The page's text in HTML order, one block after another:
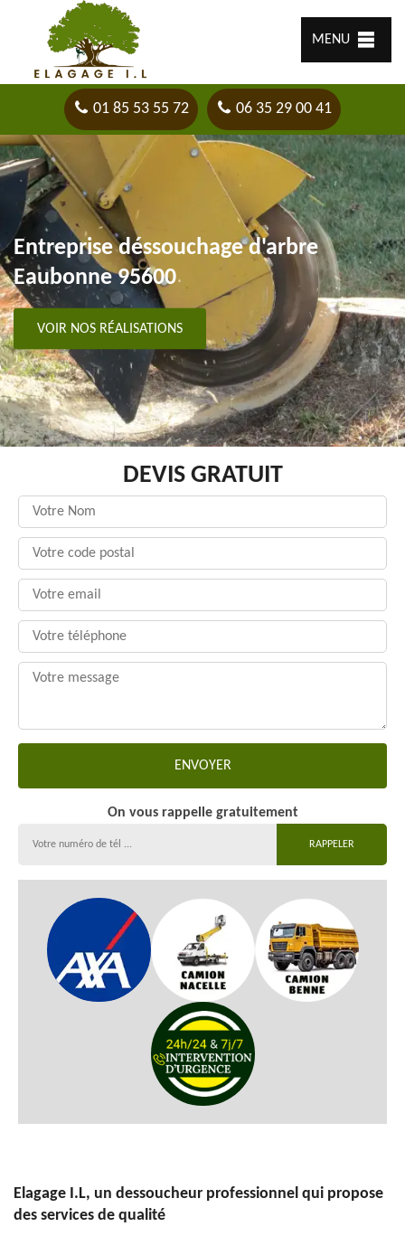
MENU
01 85 53 55 72 06 35 29 00 41
Entreprise déssouchage d'arbre
Eaubonne 95600
VOIR NOS RÉALISATIONS
DEVIS GRATUIT
On vous rappelle gratuitement
Elagage I.L, un dessoucheur professionnel qui propose
des services de qualité